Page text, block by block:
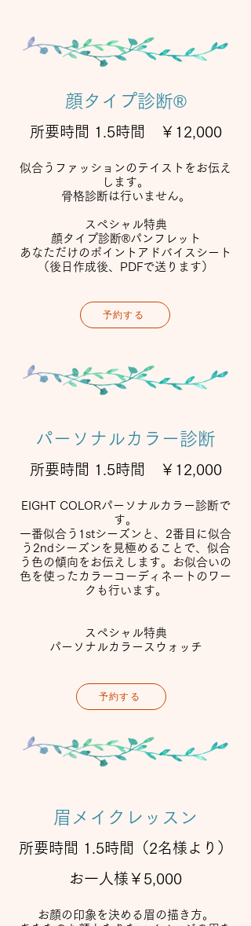
顔タイプ診断®
所要時間 1.5時間 ￥12,000
似合うファッションのテイストをお伝え
します。
​骨格診断は行いません。
スペシャル特典
顔タイプ診断®パンフレット
あなただけのポイントアドバイスシート
​（後日作成後、PDFで送ります）
予約する
パーソナルカラー診断
所要時間 1.5時間 ￥12,000
EIGHT COLORパーソナルカラー診断で
す。
一番似合う1stシーズンと、2番目に似合
う2ndシーズンを見極めることで、似合
う色の傾向をお伝えします。お似合いの
色を使ったカラーコーディネートのワー
クも行います。
スペシャル特典
​パーソナルカラースウォッチ
予約する
眉メイクレッスン
所要時間 1.5 時間（2名様より）
お一人様￥5,000
お顔の印象を決める眉の描き方。